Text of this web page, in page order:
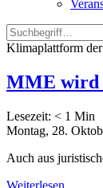
Klimaplattform
MME wird
Lesezeit: < 1 Min
Montag, 28.
Auch aus
Weiterlesen